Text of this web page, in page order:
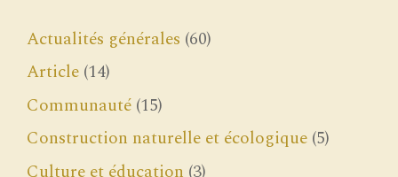
Actualités générales (60)
Article (14)
Communauté (15)
Construction naturelle et écologique (5)
Culture et éducation (3)